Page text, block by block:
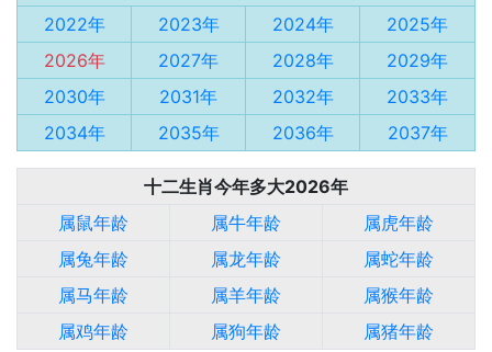
2022年
2023年 2024年
2025年
2026年
2027年 2028年
2029年
2030年
2031年 2032年
2033年
2034年
2035年 2036年 2037年
十二生肖今年多大2026年
属鼠年龄
属牛年龄
属虎年龄
属兔年龄
属龙年龄
属蛇年龄
属马年龄
属羊年龄
属猴年龄
属鸡年龄
属狗年龄 属猪年龄